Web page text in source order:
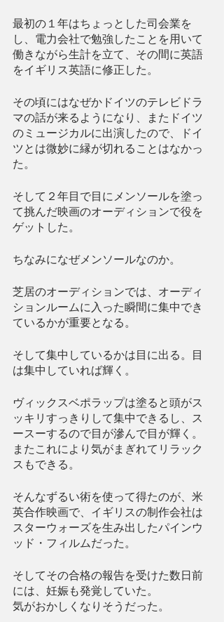
最初の１年はちょっとした司会業を
し、電力会社で勉強したことを用いて
働きながら生計を立て、その間に英語
をイギリス英語に修正した。
その頃にはなぜかドイツのテレビドラ
マの話が来るようになり、またドイツ
のミュージカルに出演したので、ドイ
ツとは微妙に縁が切れることはなかっ
た。
そして２年目で目にメンソールを塗っ
て挑んだ映画のオーディションで役を
ゲットした。
ちなみになぜメンソールなのか。
芝居のオーディションでは、オーディ
ションルームに入った瞬間に集中でき
ているかが重要となる。
そして集中しているかは目に出る。目
は集中していれば輝く。
ヴィックスベポラップは塗ると頭がス
ッキリすっきりして集中できるし、ス
ースーするので目が滲んで目が輝く。
またこれにより気がまぎれてリラック
スもできる。
そんなずるい術を使って得たのが、米
英合作映画で、イギリスの制作会社は
スターウォーズを生み出したパインウ
ッド・フィルムだった。
そしてその合格の報告を受けた数日前
には、妊娠も発覚していた。
気がおかしくなりそうだった。